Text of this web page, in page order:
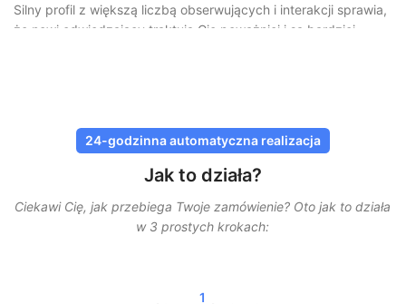
Silny profil z większą liczbą obserwujących i interakcji sprawia,
że nowi odwiedzający traktują Cię poważniej i są bardziej
nie musisz udostępniać swojego hasła
wszystkie dostawy odbywają się za pomocą bezpiecznych i
sprawdzonych metod. Nasze usługi są zaprojektowane tak,
Dodatkowo pracujemy z dostawą stopniową. Oznacza to, że
24-godzinna automatyczna realizacja
Jak to działa?
Ciekawi Cię, jak przebiega Twoje zamówienie? Oto jak to działa
w 3 prostych krokach:
1